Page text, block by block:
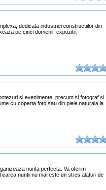
dedicata industriei constructiilor din
pe cinci domenii: expozitii,
si evenimente, precum si fotograf si
cu coperta foto sau din piele naturala la
nunta perfecta. Va oferim
nuntii nu mai este un stres alaturi de